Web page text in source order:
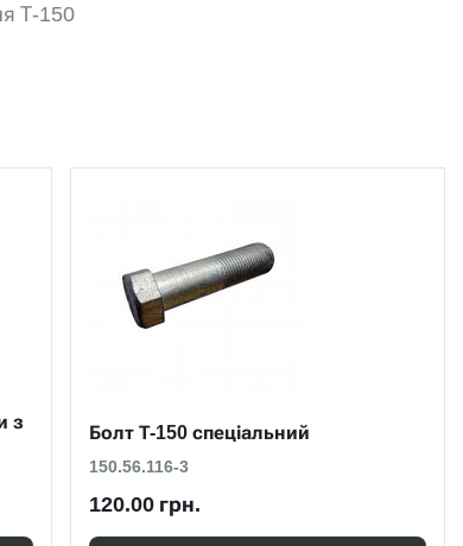
Т-150
з
Болт Т-150 спеціальний
150.56.116-3
120.00 грн.